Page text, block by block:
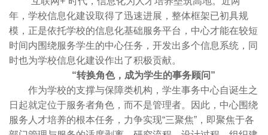
年，学校信息化建设取得了迅速进展，整体框架已初具规
模，正是依托学校的信息化基础服务平台，中心才能在较短
时间内围绕服务学生的中心任务，开发出多个信息系统，同
时也为学校信息化建设作出了积极贡献。
“转换角色，成为学生的事务顾问”
作为学校的支撑与保障类机构，学生事务中心自诞生之
日起就定位于服务者角色，而不是管理者。因此，中心围绕
服务人才培养的根本任务，力争实现“三聚焦”，即聚焦于各